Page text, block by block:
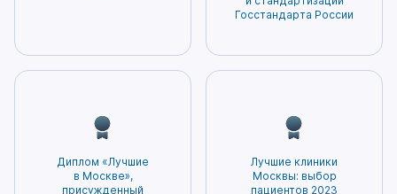
лечение будет наиболее безопасным и
Госстандарта России
Диплом «Лучшие
в Москве»,
присужденный
Лучшие клиники
Москвы: выбор
пациентов 2023